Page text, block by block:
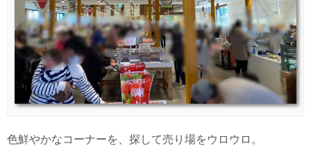
色鮮やかなコーナーを、探して売り場をウロウロ。